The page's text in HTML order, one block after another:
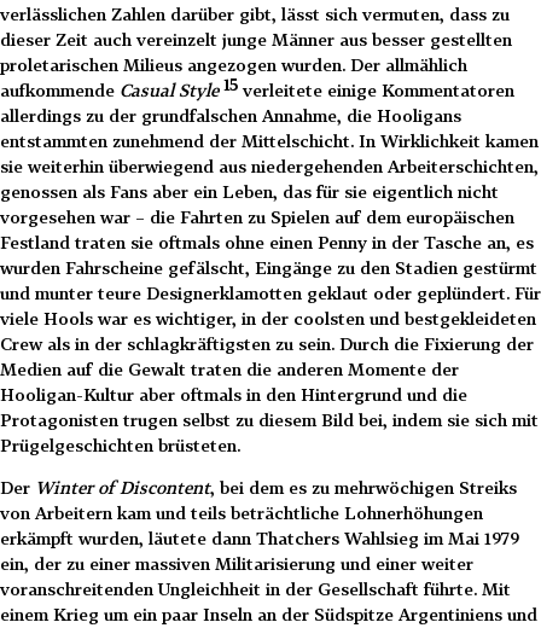
verlässlichen Zahlen darüber gibt, lässt sich vermuten, dass zu
dieser Zeit auch vereinzelt junge Männer aus besser gestellten
proletarischen Milieus angezogen wurden. Der allmählich
aufkommende Casual Style15verleitete einige Kommentatoren
allerdings zu der grundfalschen Annahme, die Hooligans
entstammten zunehmend der Mittelschicht. In Wirklichkeit kamen
sie weiterhin überwiegend aus niedergehenden Arbeiterschichten,
genossen als Fans aber ein Leben, das für sie eigentlich nicht
vorgesehen war – die Fahrten zu Spielen auf dem europäischen
Festland traten sie oftmals ohne einen Penny in der Tasche an, es
wurden Fahrscheine gefälscht, Eingänge zu den Stadien gestürmt
und munter teure Designerklamotten geklaut oder geplündert. Für
viele Hools war es wichtiger, in der coolsten und bestgekleideten
Crew als in der schlagkräftigsten zu sein. Durch die Fixierung der
Medien auf die Gewalt traten die anderen Momente der
Hooligan-Kultur aber oftmals in den Hintergrund und die
Protagonisten trugen selbst zu diesem Bild bei, indem sie sich mit
Prügelgeschichten brüsteten.
Der Winter of Discontent, bei dem es zu mehrwöchigen Streiks
von Arbeitern kam und teils beträchtliche Lohnerhöhungen
erkämpft wurden, läutete dann Thatchers Wahlsieg im Mai 1979
ein, der zu einer massiven Militarisierung und einer weiter
voranschreitenden Ungleichheit in der Gesellschaft führte. Mit
einem Krieg um ein paar Inseln an der Südspitze Argentiniens und